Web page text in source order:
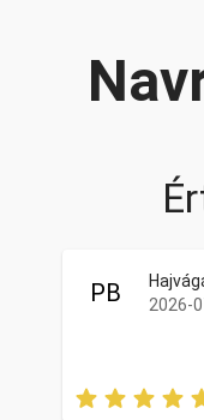
PB
2026-